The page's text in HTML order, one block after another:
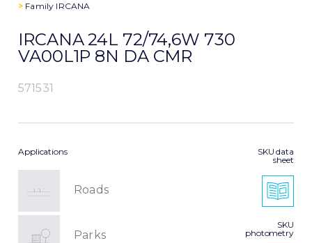
> Family IRCANA
IRCANA 24L 72/74,6W 730
VA00L1P 8N DA CMR
571531
Applications
Roads
Parks
SKU data
sheet
SKU
photometry